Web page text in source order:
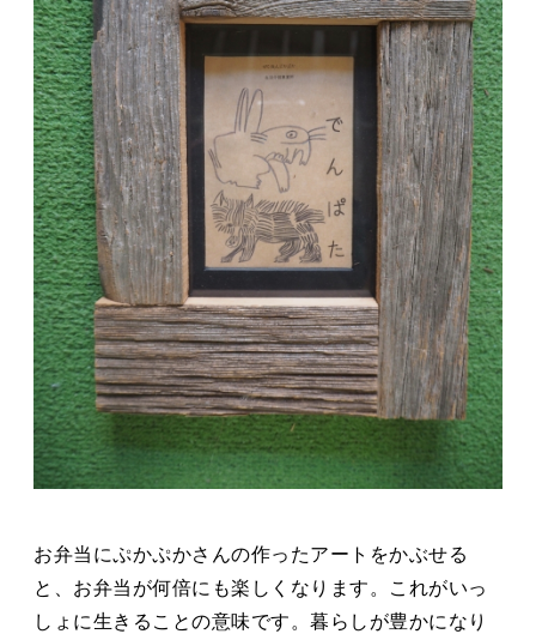
お弁当にぷかぷかさんの作ったアートをかぶせる
と、お弁当が何倍にも楽しくなります。これがいっ
しょに生きることの意味です。暮らしが豊かになり